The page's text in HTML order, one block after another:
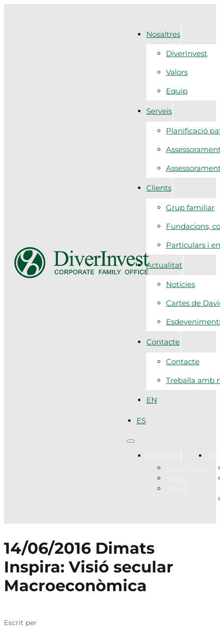
Nosaltres
DiverInvest
Valors
Equip
Serveis
Planificació
Clients
Grup familiar
Fundacions,
Particulars i
Actualitat
Notícies
Cartes de
Contacte
Contacte
Treballa amb
EN
ES
14/06/2016 Dimats
Inspira: Visió secular
Macroeconòmica
Escrit per